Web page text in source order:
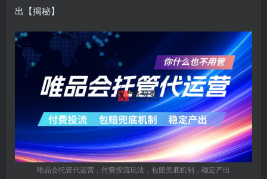
出【揭秘】
唯品会托管代运营，付费投流玩法，包赔兜底机制，稳定产出